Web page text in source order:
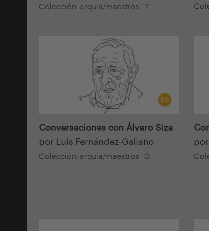
Colección: arquia/maestros 12
Conversaciones con Álvaro Siza
por Luis Fernández-Galiano
Colección: arquia/maestros 10